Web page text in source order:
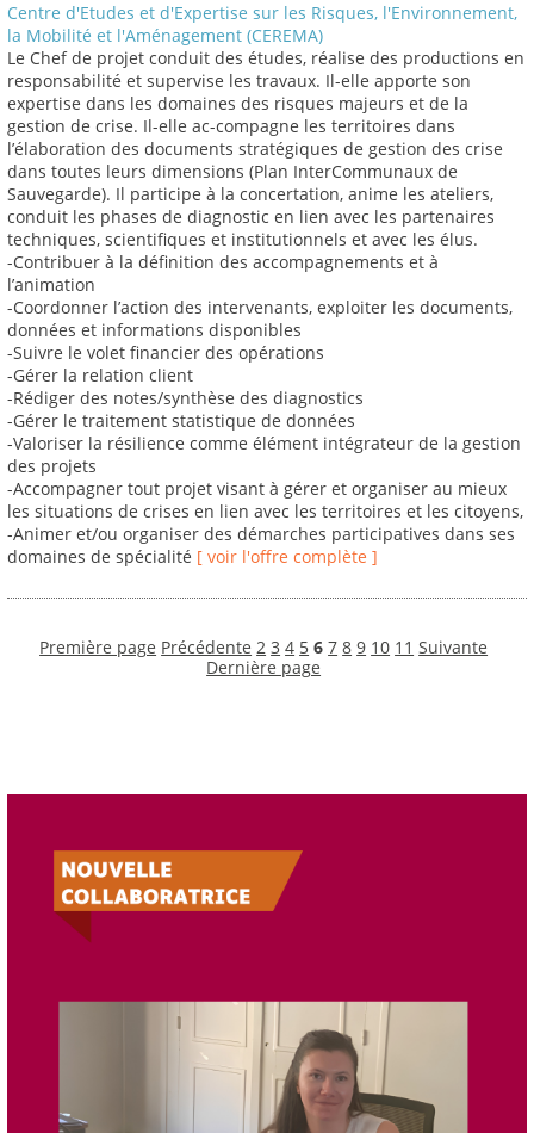
Centre d'Etudes et d'Expertise sur les Risques, l'Environnement,
la Mobilité et l'Aménagement (CEREMA)
Le Chef de projet conduit des études, réalise des productions en
responsabilité et supervise les travaux. Il-elle apporte son
expertise dans les domaines des risques majeurs et de la
gestion de crise. Il-elle ac-compagne les territoires dans
l’élaboration des documents stratégiques de gestion des crise
dans toutes leurs dimensions (Plan InterCommunaux de
Sauvegarde). Il participe à la concertation, anime les ateliers,
conduit les phases de diagnostic en lien avec les partenaires
techniques, scientifiques et institutionnels et avec les élus.
-Contribuer à la définition des accompagnements et à
l’animation
-Coordonner l’action des intervenants, exploiter les documents,
données et informations disponibles
-Suivre le volet financier des opérations
-Gérer la relation client
-Rédiger des notes/synthèse des diagnostics
-Gérer le traitement statistique de données
-Valoriser la résilience comme élément intégrateur de la gestion
des projets
-Accompagner tout projet visant à gérer et organiser au mieux
les situations de crises en lien avec les territoires et les citoyens,
-Animer et/ou organiser des démarches participatives dans ses
domaines de spécialité [ voir l'offre complète ]
Première page Précédente 2 3 4 5 6 7 8 9 10 11 Suivante
Dernière page